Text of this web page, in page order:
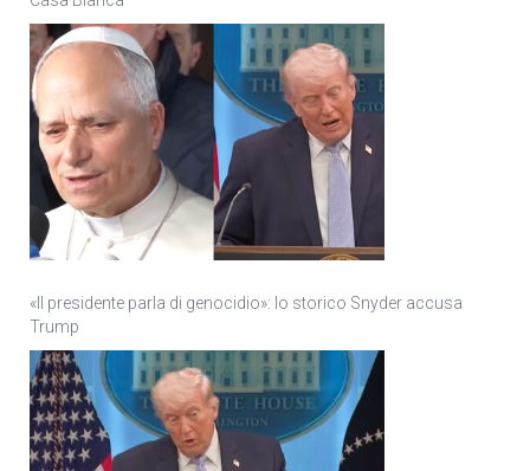
«Il presidente parla di genocidio»: lo storico Snyder accusa
Trump